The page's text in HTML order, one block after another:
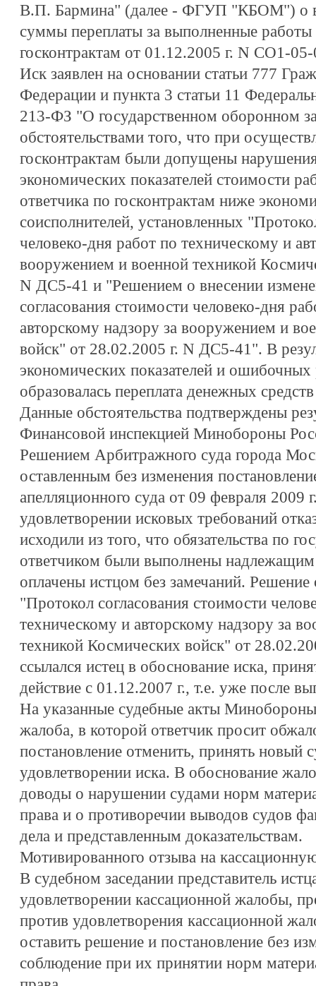
В.П. Бармина" (далее - ФГУП "КБОМ") о
суммы переплаты за выполненные работы
госконтрактам от 01.12.2005 г. N СО1-
Иск заявлен на основании статьи 777
Федерации и пункта 3 статьи 11
213-ФЗ "О государственном оборонном
обстоятельствами того, что при
госконтрактам были допущены
экономических показателей стоимости
ответчика по госконтрактам ниже
соисполнителей, установленных
человеко-дня работ по техническому и
вооружением и военной техникой
N ДС5-41 и "Решением о внесении
согласования стоимости человеко-дня
авторскому надзору за вооружением и
войск" от 28.02.2005 г. N ДС5-41". В
экономических показателей и ошибочных
образовалась переплата денежных
Данные обстоятельства подтверждены
Финансовой инспекцией Минобороны
Решением Арбитражного суда города
оставленным без изменения
апелляционного суда от 09 февраля
удовлетворении исковых требований
исходили из того, что обязательства по
ответчиком были выполнены
оплачены истцом без замечаний. Решение
"Протокол согласования стоимости
техническому и авторскому надзору за
техникой Космических войск" от
ссылался истец в обоснование иска,
действие с 01.12.2007 г., т.е. уже после
На указанные судебные акты
жалоба, в которой ответчик просит
постановление отменить, принять новый
удовлетворении иска. В обоснование
доводы о нарушении судами норм
права и о противоречии выводов судов
дела и представленным доказательствам.
Мотивированного отзыва на
В судебном заседании представитель
удовлетворении кассационной жалобы,
против удовлетворения кассационной
оставить решение и постановление без
соблюдение при их принятии норм